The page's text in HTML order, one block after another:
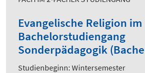
Evangelische Religion im
Bachelorstudiengang
Sonderpädagogik
Studienbeginn: Wintersemester